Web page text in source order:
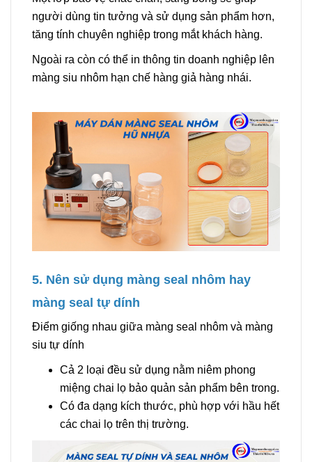
người dùng tin tưởng và sử dụng sản phẩm hơn,
tăng tính chuyên nghiệp trong mắt khách hàng.
Ngoài ra còn có thể in thông tin doanh nghiệp lên
màng siu nhôm hạn chế hàng giả hàng nhái.
5. Nên sử dụng màng seal nhôm hay
màng seal tự dính
Điểm giống nhau giữa màng seal nhôm và màng
siu tự dính
Cả 2 loại đều sử dụng nằm niêm phong
miệng chai lọ bảo quản sản phẩm bên trong.
Có đa dạng kích thước, phù hợp với hầu hết
các chai lọ trên thị trường.